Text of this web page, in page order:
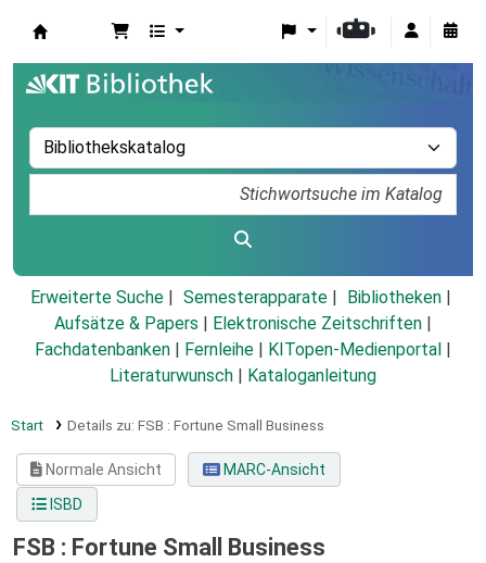
Erweiterte Suche Semesterapparate
Bibliotheken
Aufsätze & Papers
Elektronische Zeitschriften
Fachdatenbanken
Fernleihe KITopen-Medienportal
Literaturwunsch
Kataloganleitung
Start Details zu: FSB : Fortune Small Business
Normale Ansicht
MARC-Ansicht
ISBD
FSB : Fortune Small Business